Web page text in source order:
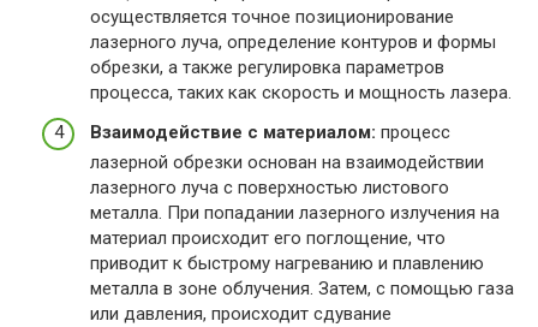
осуществляется точное позиционирование
лазерного луча, определение контуров и формы
обрезки, а также регулировка параметров
процесса, таких как скорость и мощность лазера.
Взаимодействие с материалом: процесс
лазерной обрезки основан на взаимодействии
лазерного луча с поверхностью листового
металла. При попадании лазерного излучения на
материал происходит его поглощение, что
приводит к быстрому нагреванию и плавлению
металла в зоне облучения. Затем, с помощью газа
или давления, происходит сдувание